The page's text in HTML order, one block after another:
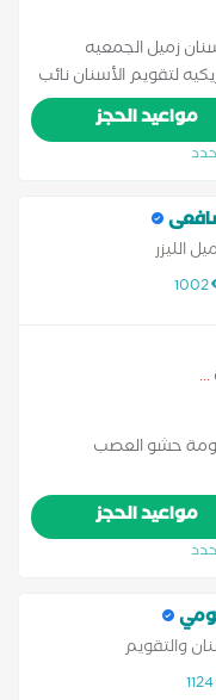
زميل الجمعيه
لتقويم الأسنان نائب
في مستشفي القصر العيني متاح العمل يوميا من الساعه 2 حتيمواعيد الحجز
الليزر
1002
...
مواعيد الحجز
والتقويم
1124